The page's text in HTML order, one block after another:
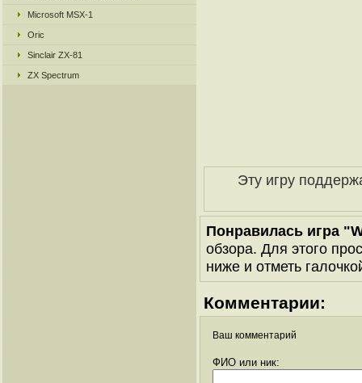
Microsoft MSX-1
Oric
Sinclair ZX-81
ZX Spectrum
Эту игру
Понравилась игра
обзора. Для этого
ниже и отметь
Комментарии:
Ваш комментарий
ФИО или ник: